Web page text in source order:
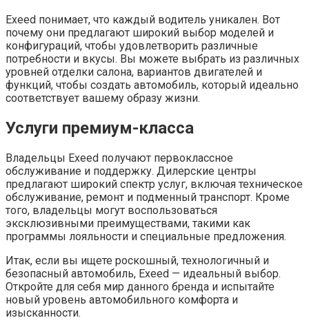
Exeed понимает, что каждый водитель уникален. Вот
почему они предлагают широкий выбор моделей и
конфигураций, чтобы удовлетворить различные
потребности и вкусы. Вы можете выбрать из различных
уровней отделки салона, вариантов двигателей и
функций, чтобы создать автомобиль, который идеально
соответствует вашему образу жизни.
Услуги премиум-класса
Владельцы Exeed получают первоклассное
обслуживание и поддержку. Дилерские центры
предлагают широкий спектр услуг, включая техническое
обслуживание, ремонт и подменный транспорт. Кроме
того, владельцы могут воспользоваться
эксклюзивными преимуществами, такими как
программы лояльности и специальные предложения.
Итак, если вы ищете роскошный, технологичный и
безопасный автомобиль, Exeed — идеальный выбор.
Откройте для себя мир данного бренда и испытайте
новый уровень автомобильного комфорта и
изысканности.